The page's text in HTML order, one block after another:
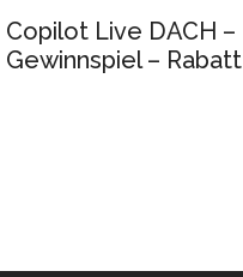
Copilot Live DACH –
Gewinnspiel – Rabatt